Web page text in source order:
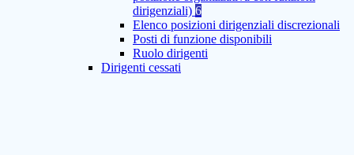
dirigenziali) 6
Elenco posizioni dirigenziali discrezionali
Posti di funzione disponibili
Ruolo dirigenti
Dirigenti cessati